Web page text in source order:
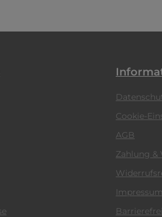
Cookie-
AGB
Zahlung &
Impressum